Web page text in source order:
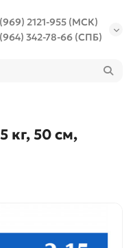
2121-955 (МСК)
342-78-66 (СПБ)
кг, 50 см,